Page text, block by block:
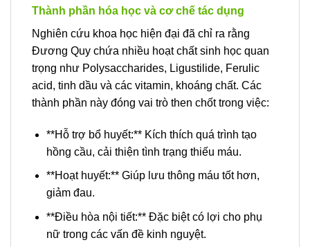
Thành phần hóa học và cơ chế tác dụng
Nghiên cứu khoa học hiện đại đã chỉ ra rằng
Đương Quy chứa nhiều hoạt chất sinh học quan
trọng như Polysaccharides, Ligustilide, Ferulic
acid, tinh dầu và các vitamin, khoáng chất. Các
thành phần này đóng vai trò then chốt trong việc:
**Hỗ trợ bổ huyết:** Kích thích quá trình tạo
hồng cầu, cải thiện tình trạng thiếu máu.
**Hoạt huyết:** Giúp lưu thông máu tốt hơn,
giảm đau.
**Điều hòa nội tiết:** Đặc biệt có lợi cho phụ
nữ trong các vấn đề kinh nguyệt.